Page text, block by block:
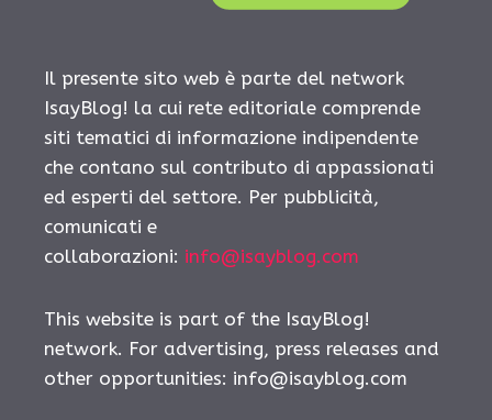
Il presente sito web è parte del network
IsayBlog! la cui rete editoriale comprende
siti tematici di informazione indipendente
che contano sul contributo di appassionati
ed esperti del settore. Per pubblicità,
comunicati e
collaborazioni: info@isayblog.com
This website is part of the IsayBlog!
network. For advertising, press releases and
other opportunities: info@isayblog.com